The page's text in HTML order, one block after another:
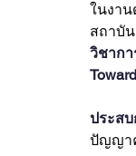
ในงา
สถาบั
วิชาก
ประส
ปัญญา